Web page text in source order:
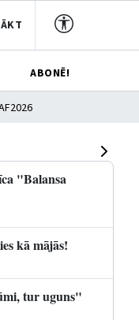
ABONĒ!
"Balansa
kā mājās!
tur uguns"